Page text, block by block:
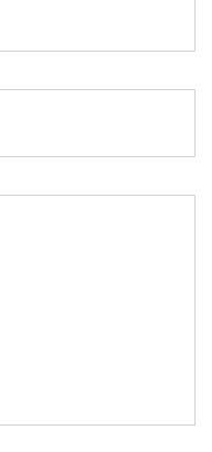
glänzendes Perlmutt-
130